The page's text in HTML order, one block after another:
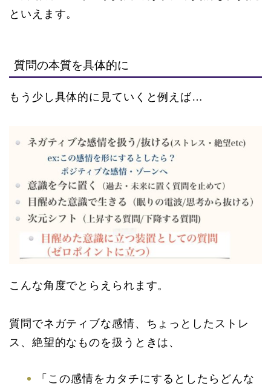
といえます。
質問の本質を具体的に
もう少し具体的に見ていくと例えば…
こんな角度でとらえられます。
質問でネガティブな感情、ちょっとしたストレ
ス、絶望的なものを扱うときは、
「この感情をカタチにするとしたらどんな